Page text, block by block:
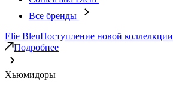
Все бренды
Elie BleuПоступление новой коллелкции
Подробнее
Хьюмидоры